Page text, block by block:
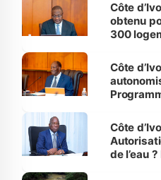
Côte
obtenu
300
et
Côte
Côte
de l’eau